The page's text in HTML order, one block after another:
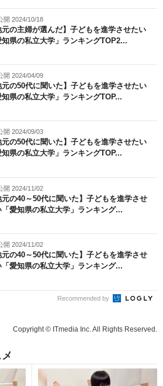
開 2024/10/18
元の主婦が選んだ】子どもを進学させたい
知県の私立大学」ランキングTOP2...
開 2024/04/09
元の50代に聞いた】子どもを進学させたい
知県の私立大学」ランキングTOP...
開 2024/09/03
元の50代に聞いた】子どもを進学させたい
知県の私立大学」ランキングTOP...
開 2024/11/02
元の40～50代に聞いた】子どもを進学させ
「愛知県の私立大学」ランキング...
開 2024/11/02
元の40～50代に聞いた】子どもを進学させ
「愛知県の私立大学」ランキング...
Recommended by
Copyright © ITmedia Inc. All Rights Reserved.